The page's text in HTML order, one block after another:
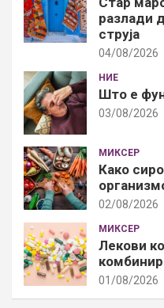
разлади
струја
04/08/2026
НИЕ
Што е
03/08/2026
МИКСЕР
Како
02/08/2026
МИКСЕР
Лекови
01/08/2026